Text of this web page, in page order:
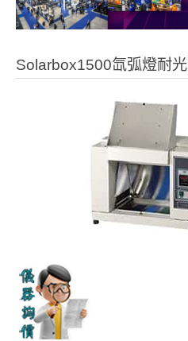
Solarbox1500氙弧燈耐